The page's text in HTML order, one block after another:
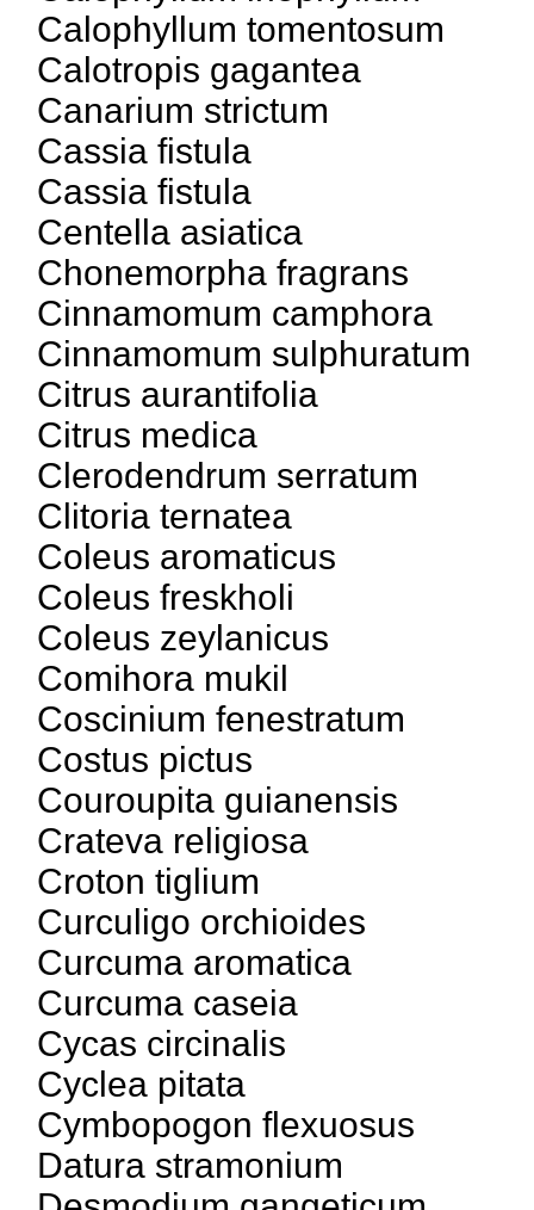
Calophyllum tomentosum
Calotropis gagantea
Canarium strictum
Cassia fistula
Cassia fistula
Centella asiatica
Chonemorpha fragrans
Cinnamomum camphora
Cinnamomum sulphuratum
Citrus aurantifolia
Citrus medica
Clerodendrum serratum
Clitoria ternatea
Coleus aromaticus
Coleus freskholi
Coleus zeylanicus
Comihora mukil
Coscinium fenestratum
Costus pictus
Couroupita guianensis
Crateva religiosa
Croton tiglium
Curculigo orchioides
Curcuma aromatica
Curcuma caseia
Cycas circinalis
Cyclea pitata
Cymbopogon flexuosus
Datura stramonium